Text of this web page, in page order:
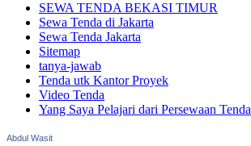
SEWA TENDA BEKASI TIMUR
Sewa Tenda di Jakarta
Sewa Tenda Jakarta
Sitemap
tanya-jawab
Tenda utk Kantor Proyek
Video Tenda
Yang Saya Pelajari dari Persewaan Tenda
Abdul Wasit